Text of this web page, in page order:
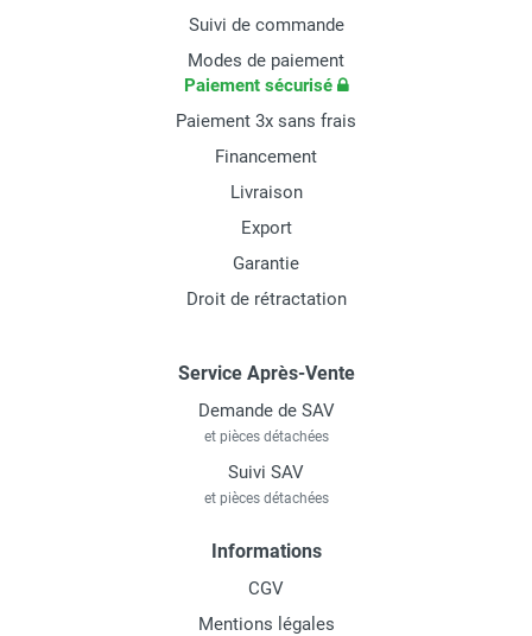
Suivi de commande
Modes de paiement
Paiement sécurisé
Paiement 3x sans frais
Financement
Livraison
Export
Garantie
Droit de rétractation
Service Après-Vente
Demande de SAV
et pièces détachées
Suivi SAV
et pièces détachées
Informations
CGV
Mentions légales